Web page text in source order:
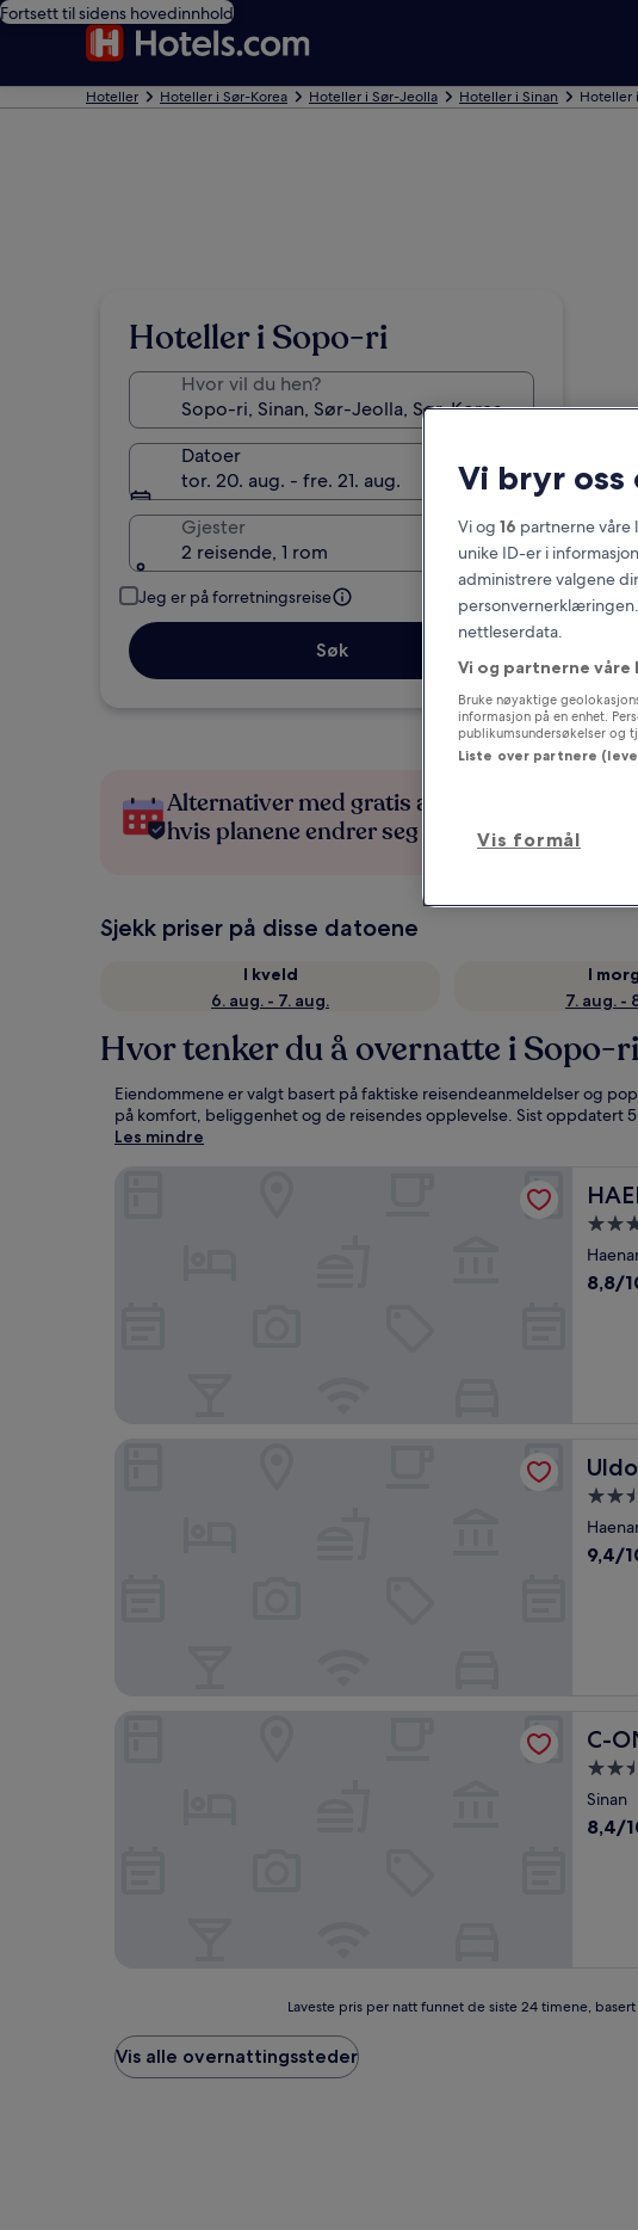
Fortsett til sidens hovedinnhold
Hoteller Hoteller i Sør-Korea Hoteller i Sør-Jeolla Hoteller i Sinan Hoteller
Hoteller i Sopo-ri
Hvor vil du hen?
Datoer
tor. 20. aug. - fre. 21. aug.
Gjester
2 reisende, 1 rom
Jeg er på forretningsreise
Søk
Alternativer med gratis avbestilling
hvis planene endrer seg
Sjekk priser på disse datoene
I kveld
6. aug. - 7. aug.
I
7. aug. -
Hvor tenker du å overnatte i Sopo-
Eiendommene er valgt basert på faktiske reisendeanmeldelser og
på komfort, beliggenhet og de reisendes opplevelse. Sist oppdatert
Les mindre
med
3.0
8.8
8,8/
med
2.5
9.4
9,4/
C-
C-
med
2.5
Sinan
8.4
8,4/
per
natt
Laveste pris per natt funnet de siste 24 timene,
Vis alle overnattingssteder
Vi bryr
Vi og 16 partnerne våre
unike ID-er i
administrere valgene
personvernerklæringen.
nettleserdata.
Vi og partnerne
Bruke nøyaktige
informasjon på en enhet.
publikumsundersøkelser og
Liste over partnere
Vis formål